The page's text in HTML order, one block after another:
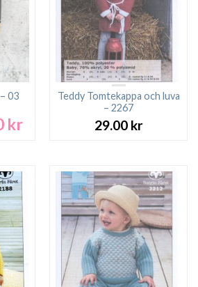
03
krDet
49.00 kr.
Teddy Tomtekappa och luva
– 2267
29.00 kr